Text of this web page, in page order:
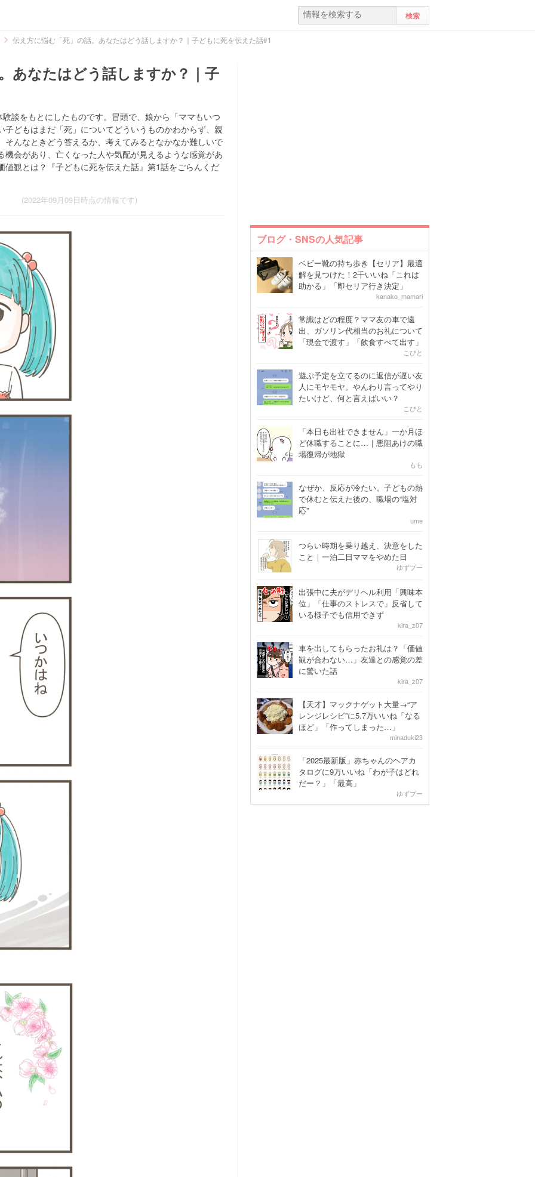
伝え方に悩む「死」の話。あなたはどう話しますか？｜子どもに死を伝えた話#1
あなたはどう話しますか？｜子
談をもとにしたものです。冒頭で、娘から「ママもいつ
どもはまだ「死」についてどういうものかわからず、親
んなときどう答えるか、考えてみるとなかなか難しいで
会があり、亡くなった人や気配が見えるような感覚があ
観とは？『子どもに死を伝えた話』第1話をごらんくだ
(2022年09月09日時点の情報です)
ブログ・SNSの人気記事
ベビー靴の持ち歩き【セリア】最適
解を見つけた！2千いいね「これは
助かる」「即セリア行き決定」
kanako_mamari
常識はどの程度？ママ友の車で遠
出、ガソリン代相当のお礼について
「現金で渡す」「飲食すべて出す」
こびと
遊ぶ予定を立てるのに返信が遅い友
人にモヤモヤ。やんわり言ってやり
たいけど、何と言えばいい？
こびと
「本日も出社できません」一か月ほ
ど休職することに…｜悪阻あけの職
場復帰が地獄
もも
なぜか、反応が冷たい。子どもの熱
で休むと伝えた後の、職場の“塩対
応”
ume
つらい時期を乗り越え、決意をした
こと｜一泊二日ママをやめた日
ゆずプー
出張中に夫がデリヘル利用「興味本
位」「仕事のストレスで」反省して
いる様子でも信用できず
kira_z07
車を出してもらったお礼は？「価値
観が合わない…」友達との感覚の差
に驚いた話
kira_z07
【天才】マックナゲット大量→“ア
レンジレシピ”に5.7万いいね「なる
ほど」「作ってしまった…」
minaduki23
「2025最新版」赤ちゃんのヘアカ
タログに9万いいね「わが子はどれ
だー？」「最高」
ゆずプー